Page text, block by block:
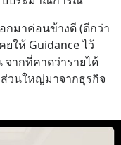
กมาค่อนข้างดี (ดีกว่า
ให้ Guidance ไว้
ากที่คาดว่ารายได้
ส่วนใหญ่มาจากธุรกิจ